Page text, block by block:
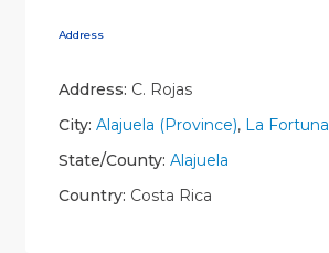
Address
Address: C. Rojas
City: Alajuela (Province), La Fortuna
State/County: Alajuela
Country: Costa Rica